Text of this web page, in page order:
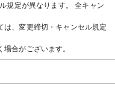
規定が異なります。 全キャン
、変更締切・キャンセル規定
合がございます。